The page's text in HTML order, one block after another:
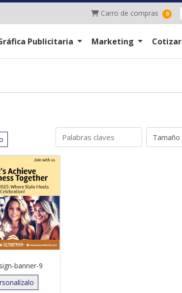
Carro de compras
Carro de compras 0
Publicitaria Marketing Cotizar
banner-9